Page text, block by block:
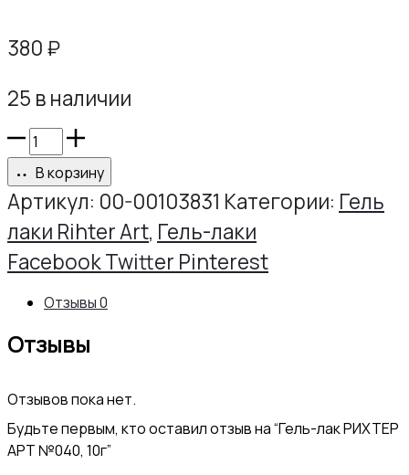
380₽
25 в наличии
Количество
товара
Гель-
лак
РИХТЕР
№040,
10г
В корзину
Артикул: 00-00103831 Категории: Гель
лаки Rihter Art, Гель-лаки
Share
FacebookTwitter Pinterest
Отзывы0
Отзывы
Отзывов пока нет.
Будьте первым, кто оставил отзыв на “Гель-лак РИХТЕР
АРТ №040, 10г”